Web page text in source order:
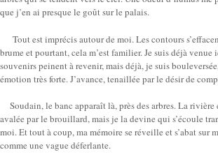
que j’en ai presque le goût sur le palais.
Tout est imprécis autour de moi. Les contours
brume et pourtant, cela m’est familier. Je suis déjà venue
souvenirs peinent à revenir, mais déjà, je suis
émotion très forte. J’avance, tenaillée par le désir de
Soudain, le banc apparaît là, près des arbres. La
avalée par le brouillard, mais je la devine qui s’écoule
moi. Et tout à coup, ma mémoire se réveille et s’abat sur
comme une vague déferlante.